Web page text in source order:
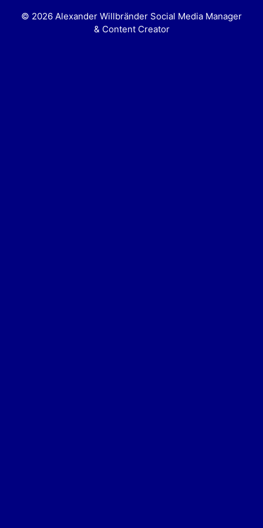
© 2026 Alexander Willbränder Social Media Manager
& Content Creator